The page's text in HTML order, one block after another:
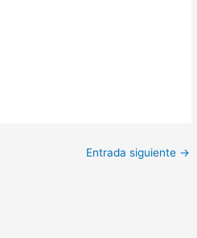
Entrada siguiente →